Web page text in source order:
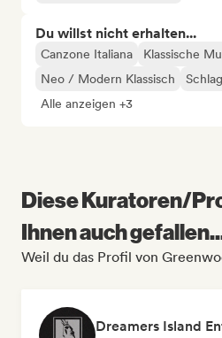
Du willst nicht erhalten...
Canzone Italiana Klassische
Neo / Modern Klassisch
Alle anzeigen +3
Diese Kuratoren/
Ihnen auch
Weil du das Profil von
Dreamers Island